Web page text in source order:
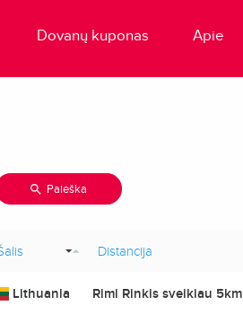
Dovanų kuponas Apie
Paieška
Distancija
Lithuania Rimi Rinkis sveikiau 5km